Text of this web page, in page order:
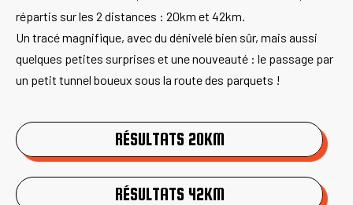
répartis sur les 2 distances : 20km et 42km.
Un tracé magnifique, avec du dénivelé bien sûr, mais aussi
quelques petites surprises et une nouveauté : le passage par
un petit tunnel boueux sous la route des parquets !
RÉSULTATS 20KM
RÉSULTATS 42KM